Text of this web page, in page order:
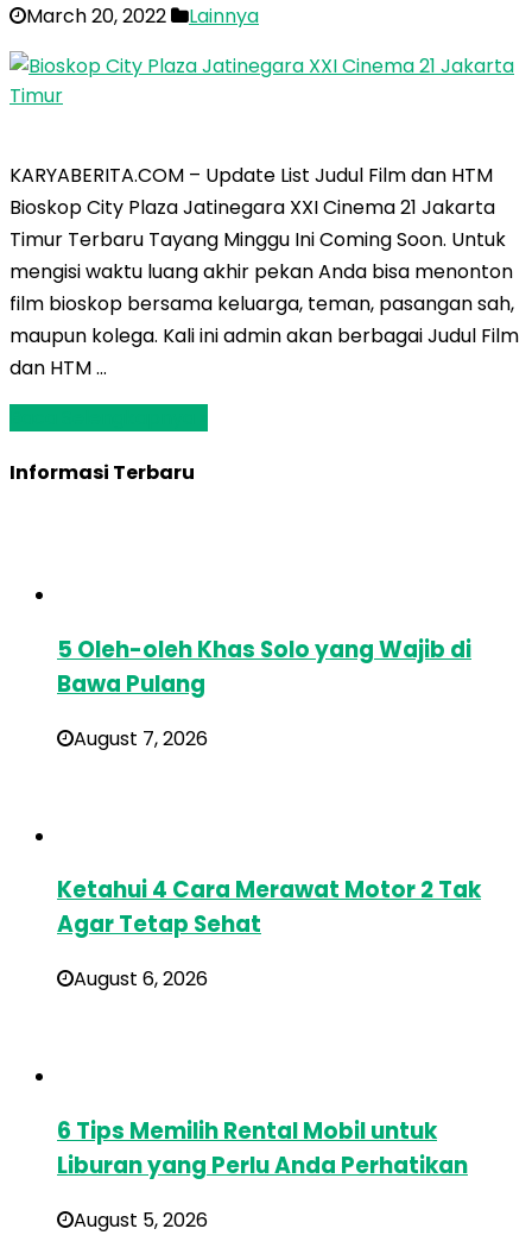
March 20, 2022 Lainnya
KARYABERITA.COM – Update List Judul Film dan HTM
Bioskop City Plaza Jatinegara XXI Cinema 21 Jakarta
Timur Terbaru Tayang Minggu Ini Coming Soon. Untuk
mengisi waktu luang akhir pekan Anda bisa menonton
film bioskop bersama keluarga, teman, pasangan sah,
maupun kolega. Kali ini admin akan berbagai Judul Film
dan HTM …
Informasi Terbaru
5 Oleh-oleh Khas Solo yang Wajib di
Bawa Pulang
August 7, 2026
Ketahui 4 Cara Merawat Motor 2 Tak
Agar Tetap Sehat
August 6, 2026
6 Tips Memilih Rental Mobil untuk
Liburan yang Perlu Anda Perhatikan
August 5, 2026